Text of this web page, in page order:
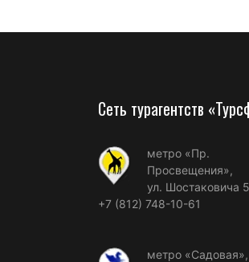
Сеть турагентств
метро «Пр.
Просвещения»,
ул. Шостаковича
+7 (812) 748-10-61
метро «Садовая»,